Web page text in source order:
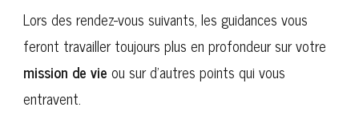
Lors des rendez-vous suivants, les guidances vous
feront travailler toujours plus en profondeur sur votre
mission de vie ou sur d’autres points qui vous
entravent.